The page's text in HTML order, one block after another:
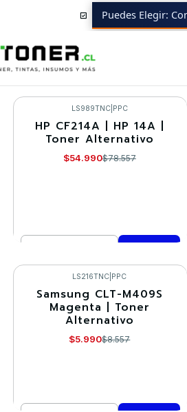
Puedes Elegir:
-30%
LS989TNC| PPC
HP CF214A | HP 14A |
Toner Alternativo
$54.990$78.557
Comprar ahora
-30%
LS216TNC PPC
Samsung CLT-M409S
Magenta | Toner
Alternativo
$5.990$8.557